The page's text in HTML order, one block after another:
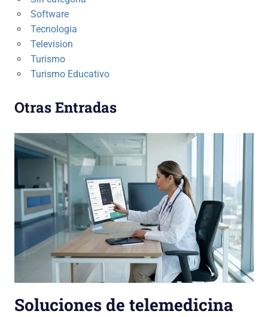
Software
Tecnologia
Television
Turismo
Turismo Educativo
Otras Entradas
Soluciones de telemedicina